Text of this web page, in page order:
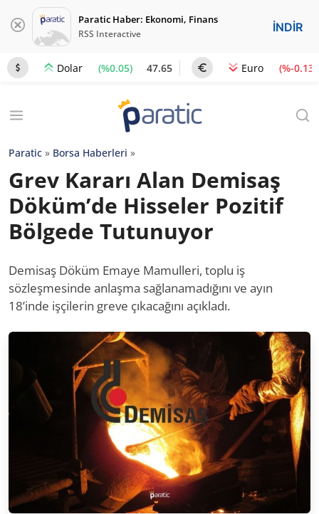
Paratic Haber: Ekonomi, Finans
RSS Interactive İNDİR
Dolar (%0.05) 47.65 Euro (%-0.13)
Paratic » Borsa Haberleri »
Grev Kararı Alan Demisaş
Döküm’de Hisseler Pozitif
Bölgede Tutunuyor
Demisaş Döküm Emaye Mamulleri, toplu iş
sözleşmesinde anlaşma sağlanamadığını ve ayın
18’inde işçilerin greve çıkacağını açıkladı.